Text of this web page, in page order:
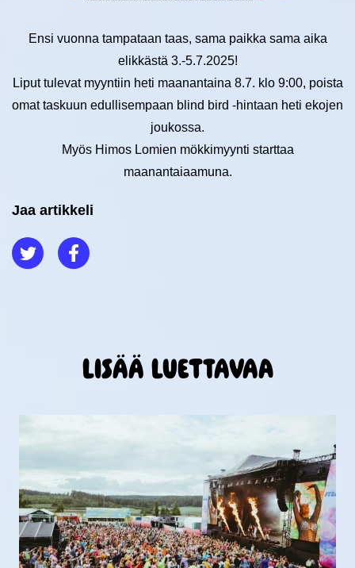
Ensi vuonna tampataan taas, sama paikka sama aika
elikkästä 3.-5.7.2025!
Liput tulevat myyntiin heti maanantaina 8.7. klo 9:00, poista
omat taskuun edullisempaan blind bird -hintaan heti ekojen
joukossa.
Myös Himos Lomien mökkimyynti starttaa
maanantaiaamuna.
Jaa artikkeli
Jaa TwitterissäJaa Facebookissa
Lisää luettavaa